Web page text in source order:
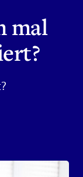
mal